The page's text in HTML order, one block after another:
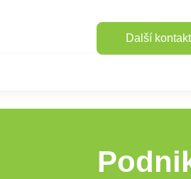
Další